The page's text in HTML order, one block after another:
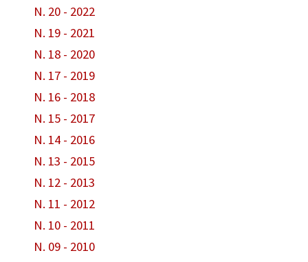
N. 20 - 2022
N. 19 - 2021
N. 18 - 2020
N. 17 - 2019
N. 16 - 2018
N. 15 - 2017
N. 14 - 2016
N. 13 - 2015
N. 12 - 2013
N. 11 - 2012
N. 10 - 2011
N. 09 - 2010